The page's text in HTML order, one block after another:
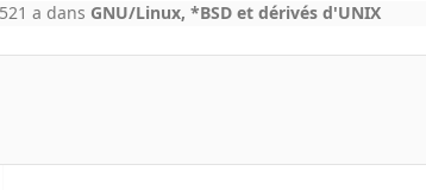
21 a dans GNU/Linux, *BSD et dérivés d'UNIX